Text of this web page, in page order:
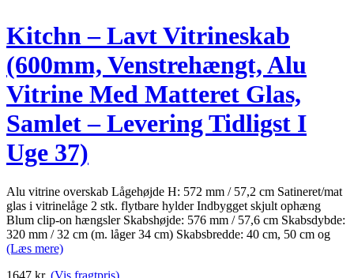
Kitchn – Lavt Vitrineskab
(600mm, Venstrehængt, Alu
Vitrine Med Matteret Glas,
Samlet – Levering Tidligst I
Uge 37)
Alu vitrine overskab Lågehøjde H: 572 mm / 57,2 cm Satineret/mat
glas i vitrinelåge 2 stk. flytbare hylder Indbygget skjult ophæng
Blum clip-on hængsler Skabshøjde: 576 mm / 57,6 cm Skabsdybde:
320 mm / 32 cm (m. låger 34 cm) Skabsbredde: 40 cm, 50 cm og
(Læs mere)
1647 kr. (Vis fragtpris)